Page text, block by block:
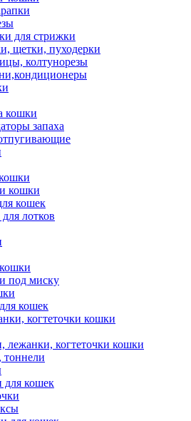
для стрижки
щетки, пуходерки
колтунорезы
кошки
запаха
кошки
кошек
лотков
под миску
кошек
когтеточки кошки
лежанки, когтеточки кошки
тоннели
для кошек